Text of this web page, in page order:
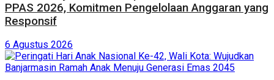
PPAS 2026, Komitmen Pengelolaan Anggaran yang
Responsif
6 Agustus 2026